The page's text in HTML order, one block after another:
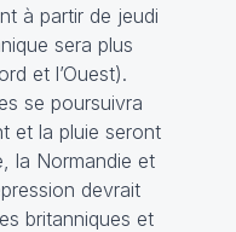
à partir de jeudi
sera plus
et l’Ouest).
se poursuivra
et la pluie seront
la Normandie et
devrait
britanniques et